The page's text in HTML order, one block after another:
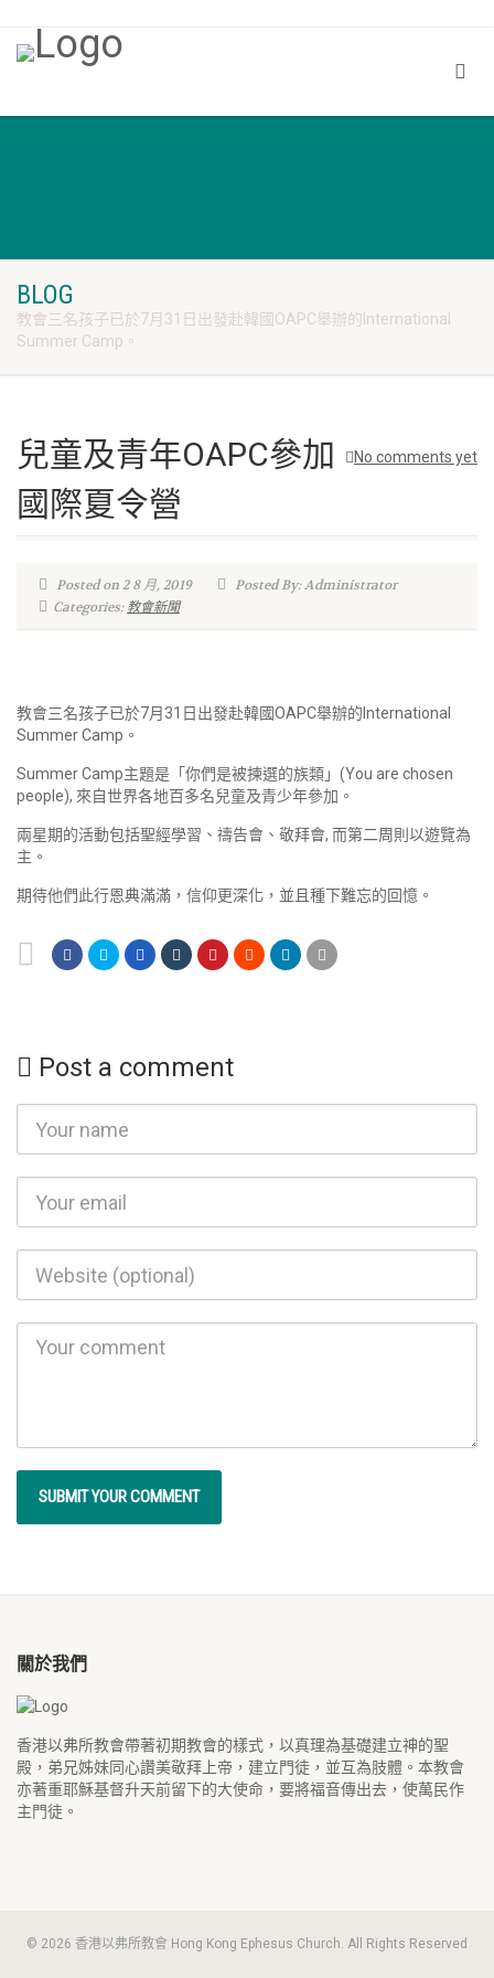
BLOG
教會三名孩子已於7月31日出發赴韓國OAPC舉辦的International
Summer Camp。
No comments yet
兒童及青年OAPC參加
國際夏令營
Posted on 2 8 月, 2019
Posted By: Administrator
Categories:教會新聞
教會三名孩子已於7月31日出發赴韓國OAPC舉辦的International
Summer Camp。
Summer Camp主題是「你們是被揀選的族類」(You are chosen
people), 來自世界各地百多名兒童及青少年參加。
兩星期的活動包括聖經學習、禱告會、敬拜會, 而第二周則以遊覽為
主。
期待他們此行恩典滿滿，信仰更深化，並且種下難忘的回憶。
Post a comment
關於我們
香港以弗所教會帶著初期教會的樣式，以真理為基礎建立神的聖
殿，弟兄姊妹同心讚美敬拜上帝，建立門徒，並互為肢體。本教會
亦著重耶穌基督升天前留下的大使命，要將福音傳出去，使萬民作
主門徒。
© 2026 香港以弗所教會 Hong Kong Ephesus Church. All Rights Reserved